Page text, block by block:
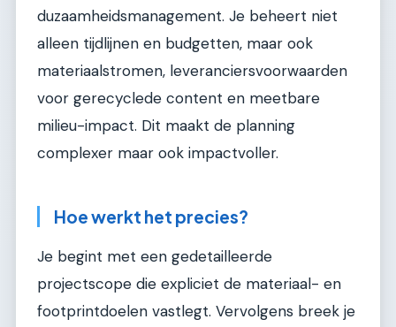
duzaamheidsmanagement. Je beheert niet
alleen tijdlijnen en budgetten, maar ook
materiaalstromen, leveranciersvoorwaarden
voor gerecyclede content en meetbare
milieu-impact. Dit maakt de planning
complexer maar ook impactvoller.
Hoe werkt het precies?
Je begint met een gedetailleerde
projectscope die expliciet de materiaal- en
footprintdoelen vastlegt. Vervolgens breek je